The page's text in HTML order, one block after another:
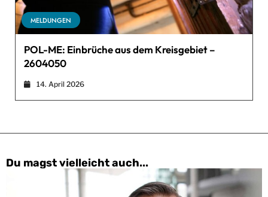
MELDUNGEN
POL-ME: Einbrüche aus dem Kreisgebiet –
2604050
14. April 2026
Du magst vielleicht auch...